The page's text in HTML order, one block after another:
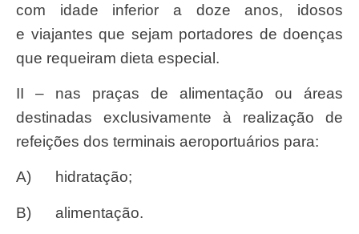
com idade inferior a doze anos, idosos
e viajantes que sejam portadores de doenças
que requeiram dieta especial.
II – nas praças de alimentação ou áreas
destinadas exclusivamente à realização de
refeições dos terminais aeroportuários para:
a) hidratação;
b) alimentação.